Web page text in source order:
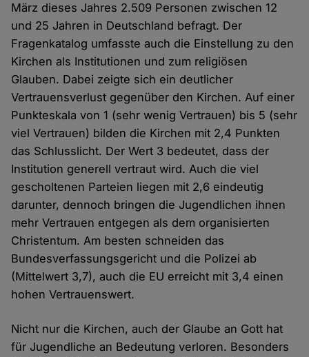
März dieses Jahres 2.509 Personen zwischen 12
und 25 Jahren in Deutschland befragt. Der
Fragenkatalog umfasste auch die Einstellung zu den
Kirchen als Institutionen und zum religiösen
Glauben. Dabei zeigte sich ein deutlicher
Vertrauensverlust gegenüber den Kirchen. Auf einer
Punkteskala von 1 (sehr wenig Vertrauen) bis 5 (sehr
viel Vertrauen) bilden die Kirchen mit 2,4 Punkten
das Schlusslicht. Der Wert 3 bedeutet, dass der
Institution generell vertraut wird. Auch die viel
gescholtenen Parteien liegen mit 2,6 eindeutig
darunter, dennoch bringen die Jugendlichen ihnen
mehr Vertrauen entgegen als dem organisierten
Christentum. Am besten schneiden das
Bundesverfassungsgericht und die Polizei ab
(Mittelwert 3,7), auch die EU erreicht mit 3,4 einen
hohen Vertrauenswert.
Nicht nur die Kirchen, auch der Glaube an Gott hat
für Jugendliche an Bedeutung verloren. Besonders